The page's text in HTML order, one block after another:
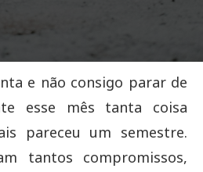
e não consigo parar de
esse mês tanta coisa
pareceu um semestre.
tantos compromissos,